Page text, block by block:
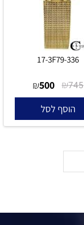
17-3F79-336
₪745
₪500
הוסף לסל